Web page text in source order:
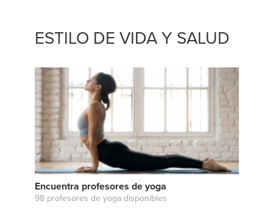
ESTILO DE VIDA Y SALUD
Encuentra profesores de yoga
98 profesores de yoga disponibles